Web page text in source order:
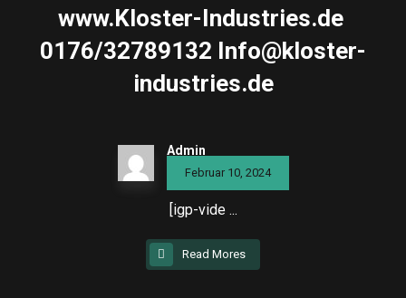
www.Kloster-Industries.de ️
0176/32789132 Info@kloster-
industries.de
Admin
Februar 10, 2024
[igp-vide ...
Read Mores